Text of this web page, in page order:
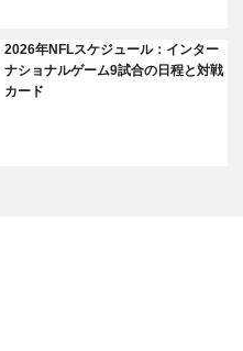
2026年NFLスケジュール：インター
ナショナルゲーム9試合の日程と対戦
カード